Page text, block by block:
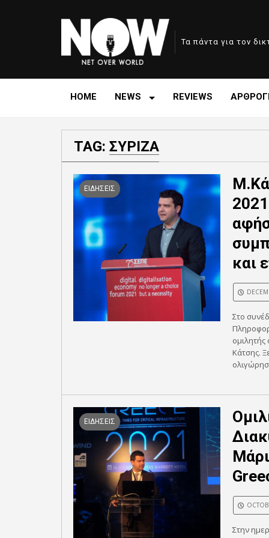
Τα πάντα για τον
HOME NEWS REVIEWS
TAG: ΣΥΡΙΖΑ
ΕΙΔΗΣΕΙΣ
και
Στο
Κάτσης.
ΕΙΔΗΣΕΙΣ
Στην